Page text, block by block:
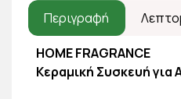
Περιγραφή
HOME FRAGRANCE
Kεραμική Συσκευή για